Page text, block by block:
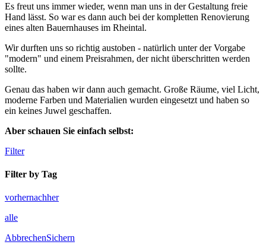
Es freut uns immer wieder, wenn man uns in der Gestaltung freie
Hand lässt. So war es dann auch bei der kompletten Renovierung
eines alten Bauernhauses im Rheintal.
Wir durften uns so richtig austoben - natürlich unter der Vorgabe
"modern" und einem Preisrahmen, der nicht überschritten werden
sollte.
Genau das haben wir dann auch gemacht. Große Räume, viel Licht,
moderne Farben und Materialien wurden eingesetzt und haben so
ein keines Juwel geschaffen.
Aber schauen Sie einfach selbst:
Filter
Filter by Tag
vorhernachher
alle
AbbrechenSichern